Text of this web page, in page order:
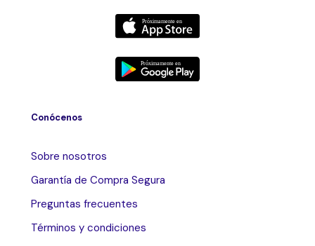
Conócenos
Sobre nosotros
Garantía de Compra Segura
Preguntas frecuentes
Términos y condiciones